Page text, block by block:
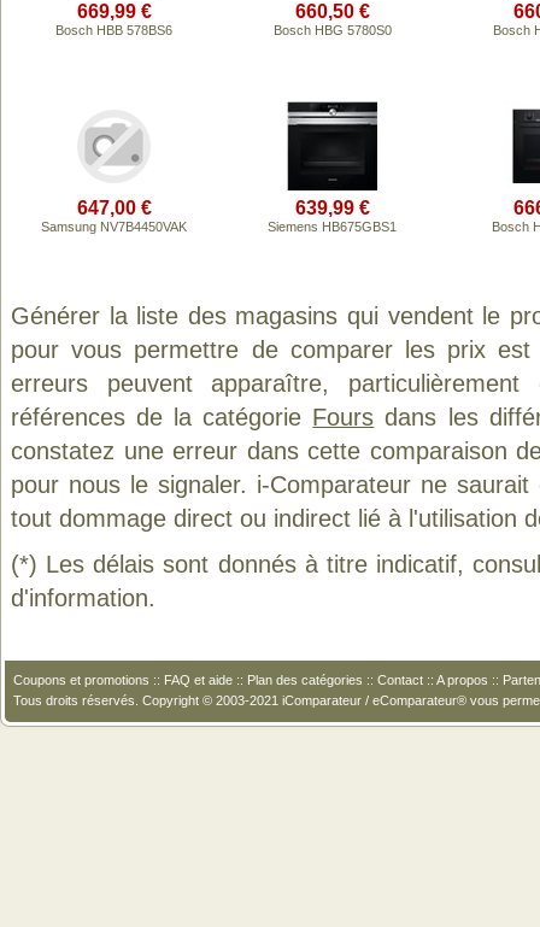
669,99 €
Bosch HBB 578BS6
660,50 €
Bosch HBG 5780S0 Bosch
647,00 €
Samsung NV7B4450VAK
639,99 €
Siemens HB675GBS1 Bosch
Générer la liste des magasins qui vendent le
pour vous permettre de comparer les prix
erreurs peuvent apparaître,
références de la catégorie Fours dans les
constatez une erreur dans cette comparaison
pour nous le signaler. i-Comparateur ne
tout dommage direct ou indirect lié à l'utilisation
(*) Les délais sont donnés à titre indicatif,
d'information.
Coupons et promotions :: FAQ et aide :: Plan des catégories :: Contact :: A propos ::
Tous droits réservés. Copyright © 2003-2021 iComparateur / eComparateur® vous